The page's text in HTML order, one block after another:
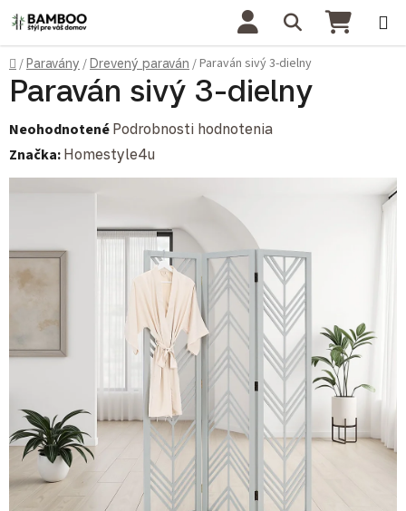
Prejsť na obsah Hľadať
Domov
/Paravány /Drevený paraván /Paraván sivý 3-dielny
Paraván sivý 3-dielny
Priemerné hodnotenie produktu je 0,0 z 5 hviezdičiek.
Neohodnotené Podrobnosti hodnotenia
Značka: Homestyle4u